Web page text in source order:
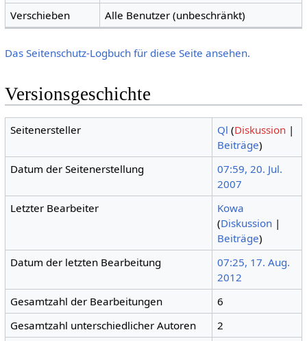
Verschieben
Alle Benutzer (unbeschränkt)
Das Seitenschutz-Logbuch für diese Seite ansehen.
Versionsgeschichte
Seitenersteller Ql (Diskussion |
Beiträge)
Datum der Seitenerstellung
07:59, 20. Jul.
2007
Letzter Bearbeiter
Kowa
(Diskussion |
Beiträge)
Datum der letzten Bearbeitung
07:25, 17. Aug.
2012
Gesamtzahl der Bearbeitungen
6
Gesamtzahl unterschiedlicher Autoren
2